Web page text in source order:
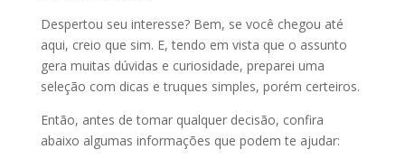
Despertou seu interesse? Bem, se você chegou até
aqui, creio que sim. E, tendo em vista que o assunto
gera muitas dúvidas e curiosidade, preparei uma
seleção com dicas e truques simples, porém certeiros.
Então, antes de tomar qualquer decisão, confira
abaixo algumas informações que podem te ajudar: